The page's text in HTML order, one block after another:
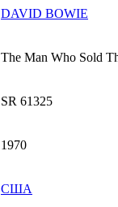
DAVID BOWIE
The Man Who Sold
SR 61325
1970
США